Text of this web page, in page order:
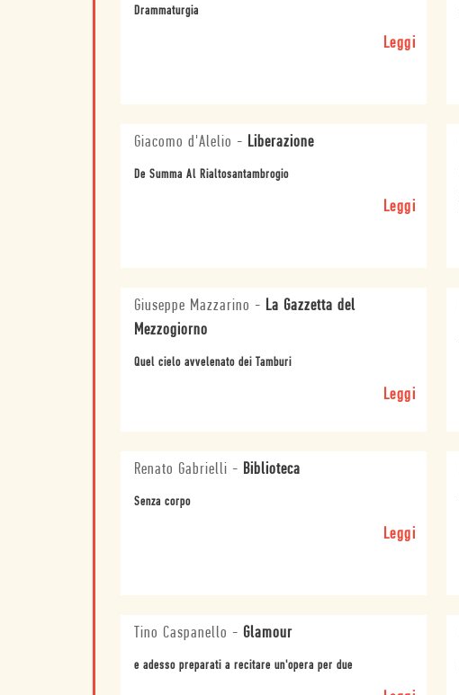
Drammaturgia
Leggi
Giacomo d'Alelio - Liberazione
De Summa Al Rialtosantambrogio
Leggi
Giuseppe Mazzarino - La Gazzetta del
Mezzogiorno
Quel cielo avvelenato dei Tamburi
Leggi
Renato Gabrielli - Biblioteca
Senza corpo
Leggi
Tino Caspanello - Glamour
e adesso preparati a recitare un'opera per due